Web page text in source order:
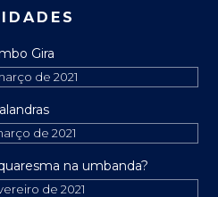
Gira
de 2021
de 2021
na umbanda?
de 2021